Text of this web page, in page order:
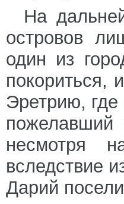
На
островов
один из
покориться,
Эретрию, где
пожелавший
несмотря
вследствие
Дарий